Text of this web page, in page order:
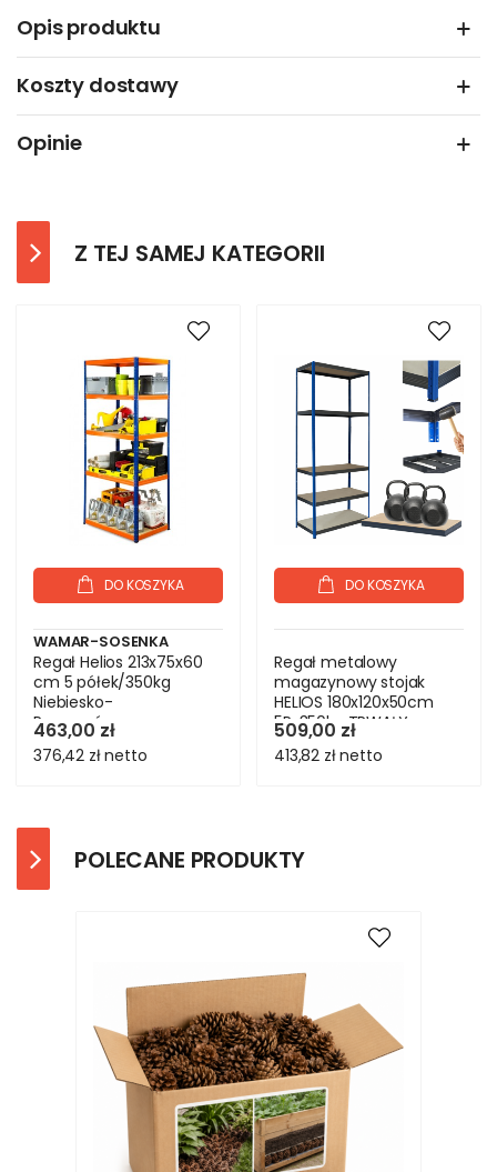
Opis produktu
Koszty dostawy
Opinie
Z TEJ SAMEJ KATEGORII
DO KOSZYKA
WAMAR-SOSENKA
Regał Helios 213x75x60
cm 5 półek/350kg
Niebiesko-
Pomarańczowy
463,00 zł
376,42 złnetto
DO KOSZYKA
Regał metalowy
magazynowy stojak
HELIOS 180x120x50cm
5Px350kg TRWAŁY
509,00 zł
413,82 złnetto
POLECANE PRODUKTY